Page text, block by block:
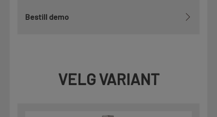
Bestill demo
VELG VARIANT